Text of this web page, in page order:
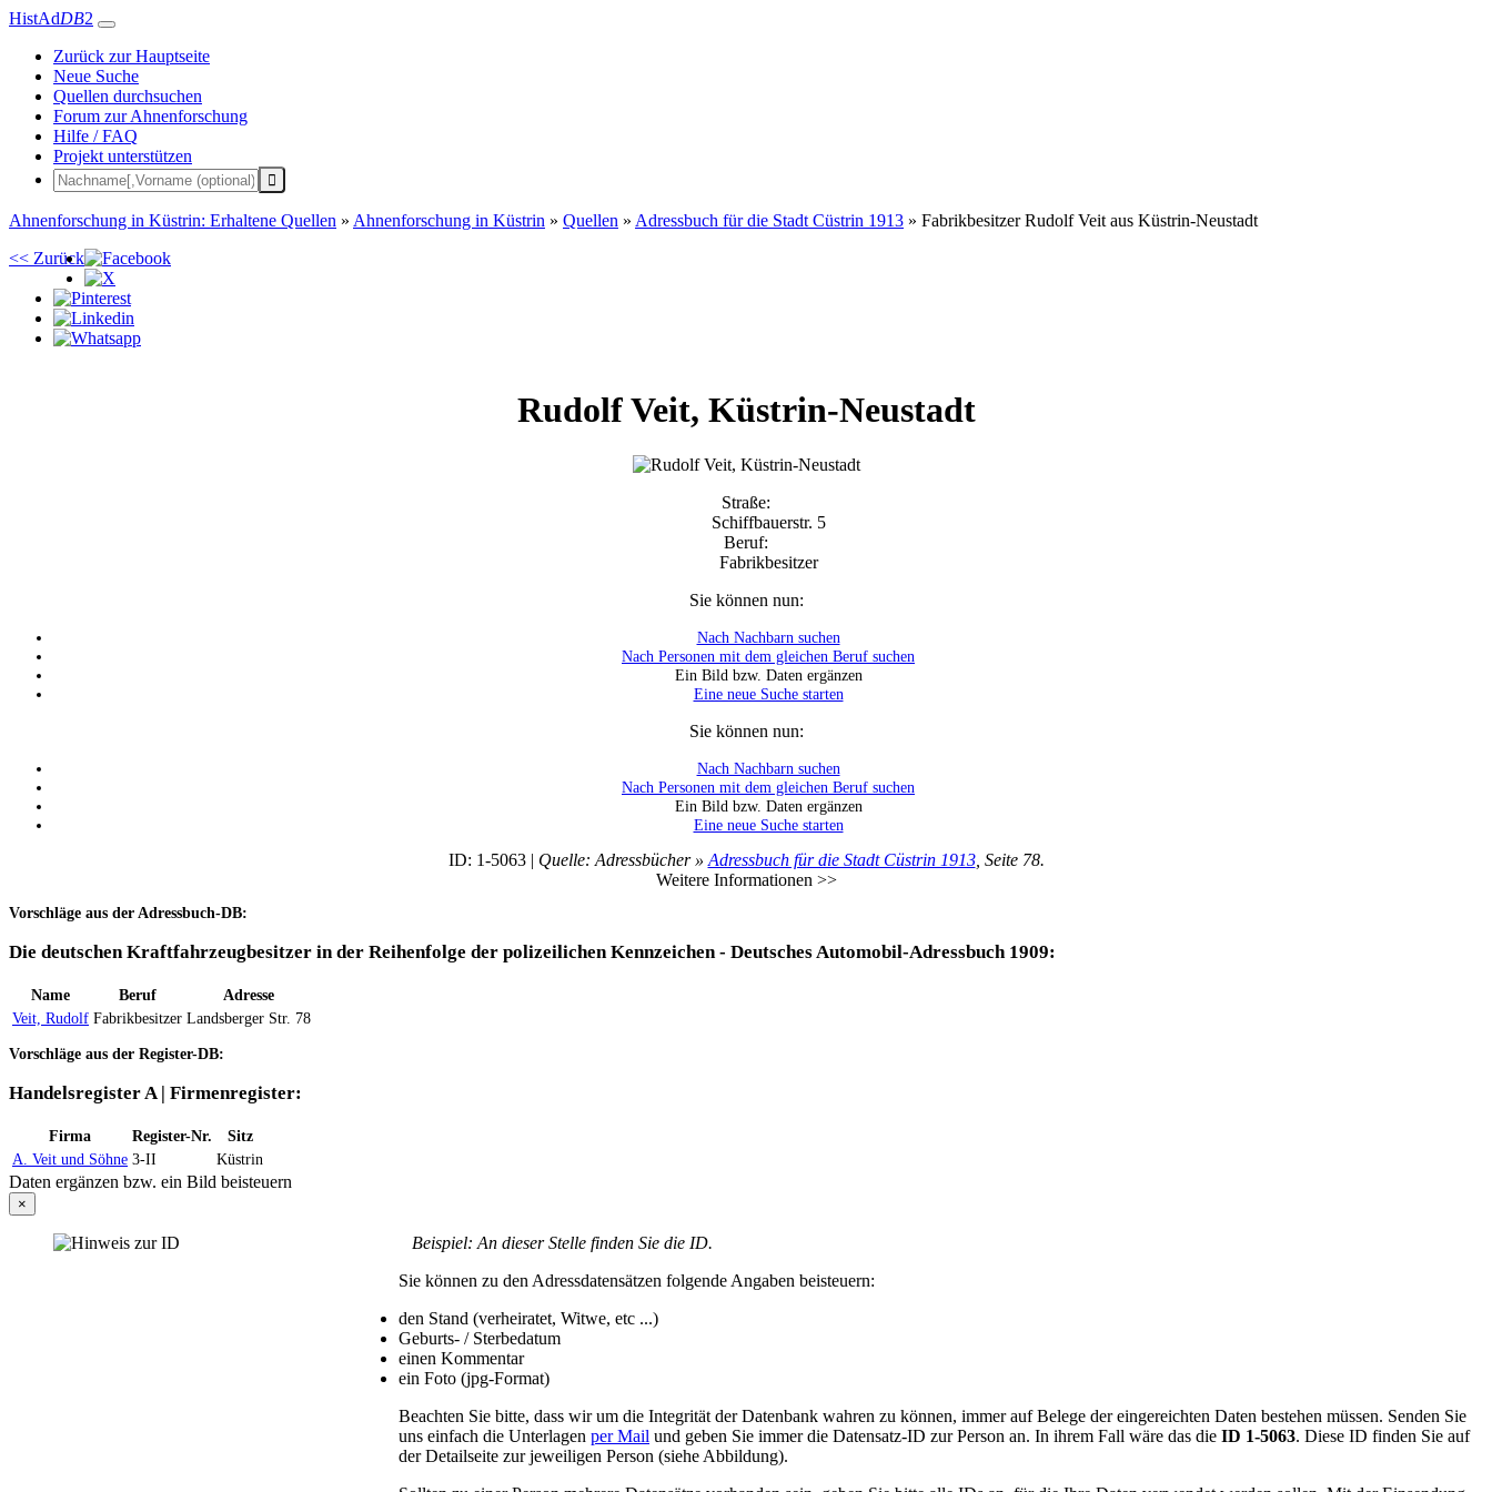
HistAdDB2
Zurück zur Hauptseite
Neue Suche
Quellen durchsuchen
Forum zur Ahnenforschung
Hilfe / FAQ
Projekt unterstützen
Ahnenforschung in Küstrin: Erhaltene Quellen » Ahnenforschung in Küstrin » Quellen » Adressbuch für die Stadt Cüstrin 1913 » Fabrikbesitzer Rudolf Veit aus Küstrin-Neustadt
<< Zurück
Rudolf Veit, Küstrin-Neustadt
Straße:
Schiffbauerstr. 5
Beruf:
Fabrikbesitzer
Sie können nun:
Nach Nachbarn suchen
Nach Personen mit dem gleichen Beruf suchen
Ein Bild bzw. Daten ergänzen
Eine neue Suche starten
Sie können nun:
Nach Nachbarn suchen
Nach Personen mit dem gleichen Beruf suchen
Ein Bild bzw. Daten ergänzen
Eine neue Suche starten
ID: 1-5063 | Quelle: Adressbücher » Adressbuch für die Stadt Cüstrin 1913, Seite 78.
Weitere Informationen >>
Vorschläge aus der Adressbuch-DB:
Die deutschen Kraftfahrzeugbesitzer in der Reihenfolge der polizeilichen Kennzeichen - Deutsches Automobil-Adressbuch 1909:
Name Beruf
Adresse
Veit, Rudolf Fabrikbesitzer Landsberger Str. 78
Vorschläge aus der Register-DB:
Handelsregister A | Firmenregister:
Firma Register-Nr.
Sitz
A. Veit und Söhne 3-II Küstrin
Daten ergänzen bzw. ein Bild beisteuern
×
Beispiel: An dieser Stelle finden Sie die ID.
Sie können zu den Adressdatensätzen folgende Angaben beisteuern:
den Stand (verheiratet, Witwe, etc ...)
Geburts- / Sterbedatum
einen Kommentar
ein Foto (jpg-Format)
Beachten Sie bitte, dass wir um die Integrität der Datenbank wahren zu können, immer auf Belege der eingereichten Daten bestehen müssen. Senden Sie
uns einfach die Unterlagen per Mail und geben Sie immer die Datensatz-ID zur Person an. In ihrem Fall wäre das die ID 1-5063. Diese ID finden Sie auf
der Detailseite zur jeweiligen Person (siehe Abbildung).